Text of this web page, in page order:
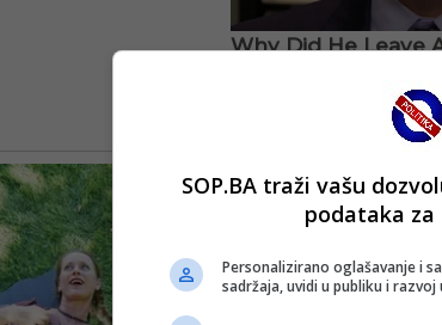
SOP.BA traži vašu
podataka za
Personalizirano oglašavanje i
sadržaja, uvidi u publiku i razvoj